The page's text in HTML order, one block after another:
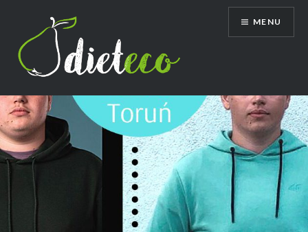
treści
Dietetyk Bydgoszcz Toruń, poradnia
dietetyczna, dietetyk dziecięcy
MENU